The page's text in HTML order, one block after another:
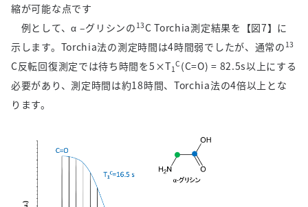
縮が可能な点です
例として、α –グリシンの 13C Torchia測定結果を【図7】に
示します。 Torchia法の測定時間は4時間弱でしたが、通常の 13
C反転回復測定では待ち時間を5 ×T1
C (C=O) = 82.5s以上にする
必要があり、測定時間は約18時間、 Torchia法の4倍以上とな
ります。